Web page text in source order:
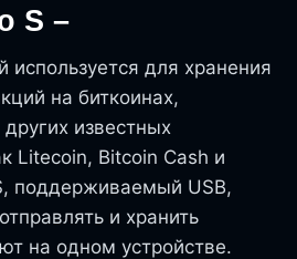
S –
используется для хранения
на биткоинах,
известных
Litecoin, Bitcoin Cash и
поддерживаемый USB,
и хранить
на одном устройстве.